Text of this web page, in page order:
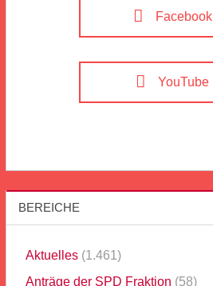
Facebook
YouTube
BEREICHE
Aktuelles(1.461)
Anträge der SPD Fraktion (58)